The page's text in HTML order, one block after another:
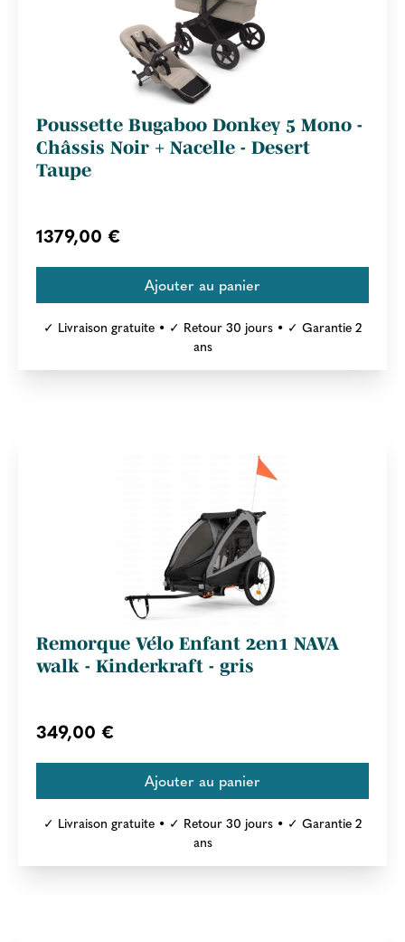
Poussette Bugaboo Donkey 5 Mono -
Châssis Noir + Nacelle - Desert
Taupe
1379,00 €
✓ Livraison gratuite • ✓ Retour 30 jours • ✓ Garantie 2
ans
Remorque Vélo Enfant 2en1 NAVA
walk - Kinderkraft - gris
349,00 €
✓ Livraison gratuite • ✓ Retour 30 jours • ✓ Garantie 2
ans